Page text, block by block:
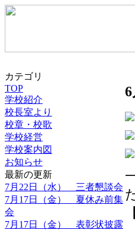
カテゴリ
TOP
学校紹介
校長室より
校章・校歌
学校経営
学校案内図
お知らせ
最新の更新
7月22日（水） 三者懇談会
7月17日（金） 夏休み前集
会
7月17日（金） 表彰状披露